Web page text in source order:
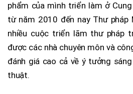
phẩm của mình triển làm ở
từ năm 2010 đến nay Thư
nhiều cuộc triển lãm thư pháp
được các nhà chuyên môn và
đánh giá cao cả về ý tưởng
thuật.